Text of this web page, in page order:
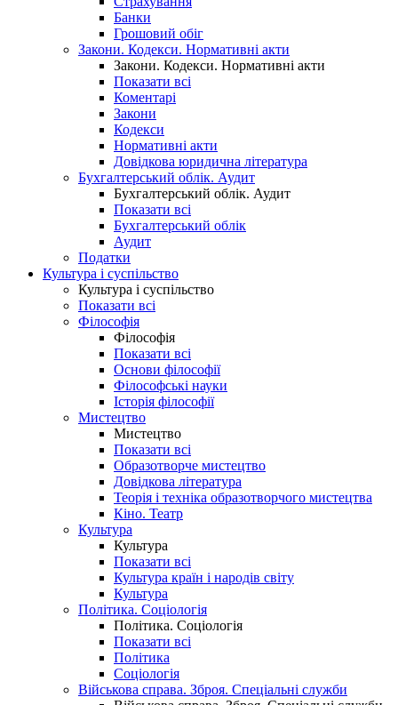
Банки
Грошовий обіг
Закони. Кодекси. Нормативні акти
Закони. Кодекси. Нормативні акти
Показати всі
Коментарі
Закони
Кодекси
Нормативні акти
Довідкова юридична література
Бухгалтерський облік. Аудит
Бухгалтерський облік. Аудит
Показати всі
Бухгалтерський облік
Аудит
Податки
Культура і суспільство
Культура і суспільство
Показати всі
Філософія
Філософія
Показати всі
Основи філософії
Філософські науки
Історія філософії
Мистецтво
Мистецтво
Показати всі
Образотворче мистецтво
Довідкова література
Теорія і техніка образотворчого мистецтва
Кіно. Театр
Культура
Культура
Показати всі
Культура країн і народів світу
Культура
Політика. Соціологія
Політика. Соціологія
Показати всі
Політика
Соціологія
Військова справа. Зброя. Спеціальні служби